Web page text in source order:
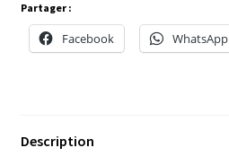
Partager :
Facebook WhatsApp
Description